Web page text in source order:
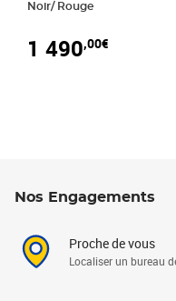
Noir/ Rouge
1 490,00€
Nos Engagements
Proche de vous
Localiser un bureau